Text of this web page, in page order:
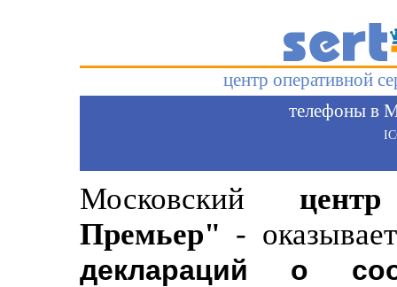
центр оперативной
телефоны в
Московский
Премьер" -
деклараций о